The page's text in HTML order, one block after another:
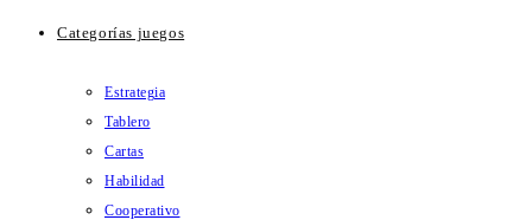
Categorías juegos
Estrategia
Tablero
Cartas
Habilidad
Cooperativo